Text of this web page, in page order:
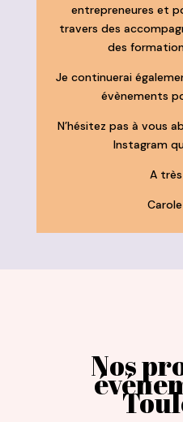
entrepreneures et
travers des
des
Je continuerai
évènements
N’hésitez pas à vous
Instagram
A
Nos